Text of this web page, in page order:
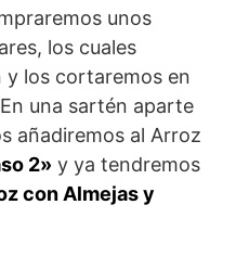
unos
los cuales
y los cortaremos en
una sartén aparte
añadiremos al Arroz
2» y ya tendremos
con Almejas y